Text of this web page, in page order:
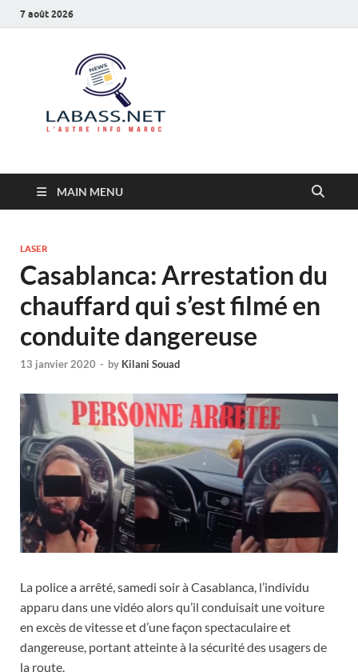
7 août 2026
MAIN MENU
LASER
Casablanca: Arrestation du
chauffard qui s’est filmé en
conduite dangereuse
13 janvier 2020 - by Kilani Souad
La police a arrêté, samedi soir à Casablanca, l’individu
apparu dans une vidéo alors qu’il conduisait une voiture
en excès de vitesse et d’une façon spectaculaire et
dangereuse, portant atteinte à la sécurité des usagers de
la route.